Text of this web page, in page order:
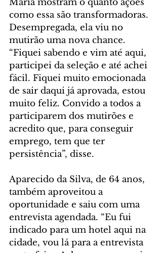
Maria mostram o quanto ações
como essa são transformadoras.
Desempregada, ela viu no
mutirão uma nova chance.
“Fiquei sabendo e vim até aqui,
participei da seleção e até achei
fácil. Fiquei muito emocionada
de sair daqui já aprovada, estou
muito feliz. Convido a todos a
participarem dos mutirões e
acredito que, para conseguir
emprego, tem que ter
persistência”, disse.
Aparecido da Silva, de 64 anos,
também aproveitou a
oportunidade e saiu com uma
entrevista agendada. “Eu fui
indicado para um hotel aqui na
cidade, vou lá para a entrevista